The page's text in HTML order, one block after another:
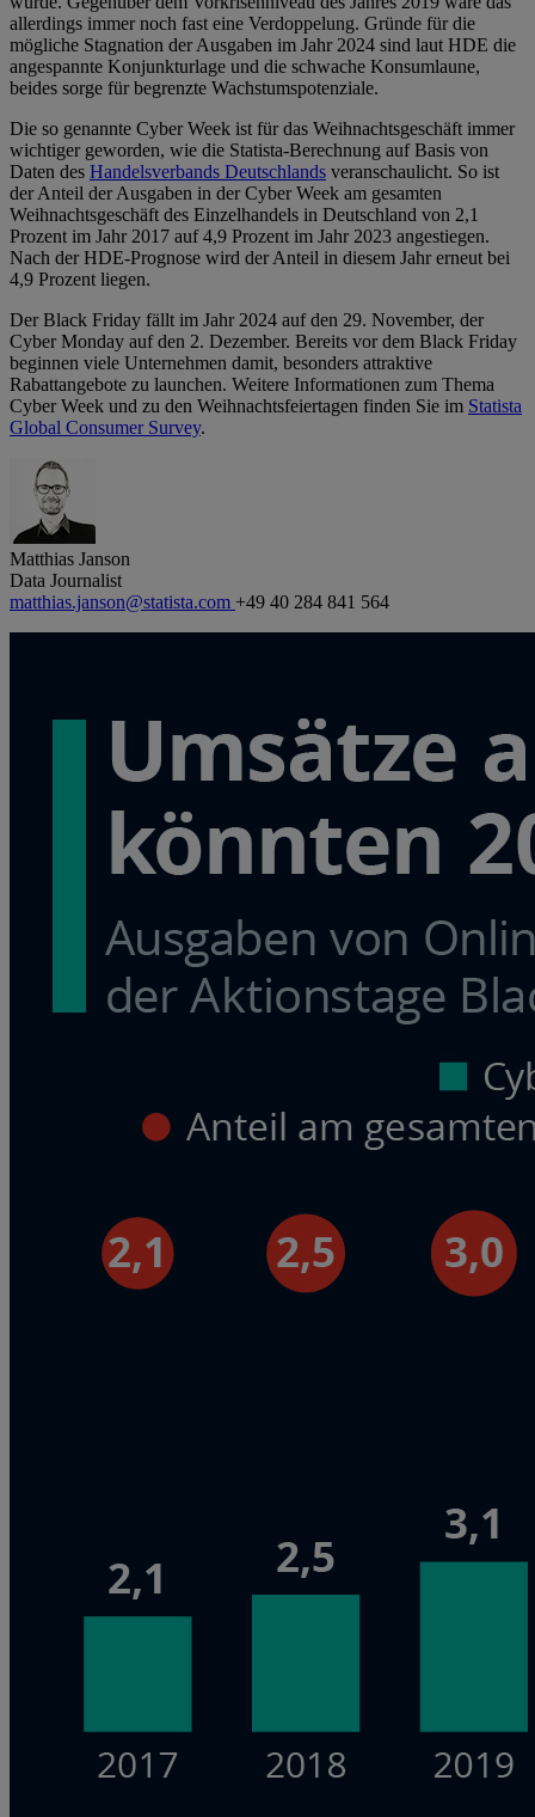
allerdings immer noch fast eine Verdoppelung. Gründe für die
mögliche Stagnation der Ausgaben im Jahr 2024 sind laut HDE die
angespannte Konjunkturlage und die schwache Konsumlaune,
beides sorge für begrenzte Wachstumspotenziale.
Die so genannte Cyber Week ist für das Weihnachtsgeschäft immer
wichtiger geworden, wie die Statista-Berechnung auf Basis von
Daten des Handelsverbands Deutschlands veranschaulicht. So ist
der Anteil der Ausgaben in der Cyber Week am gesamten
Weihnachtsgeschäft des Einzelhandels in Deutschland von 2,1
Prozent im Jahr 2017 auf 4,9 Prozent im Jahr 2023 angestiegen.
Nach der HDE-Prognose wird der Anteil in diesem Jahr erneut bei
4,9 Prozent liegen.
Der Black Friday fällt im Jahr 2024 auf den 29. November, der
Cyber Monday auf den 2. Dezember. Bereits vor dem Black Friday
beginnen viele Unternehmen damit, besonders attraktive
Rabattangebote zu launchen. Weitere Informationen zum Thema
Cyber Week und zu den Weihnachtsfeiertagen finden Sie im Statista
Global Consumer Survey.
Matthias Janson
Data Journalist
matthias.janson@statista.com +49 40 284 841 564